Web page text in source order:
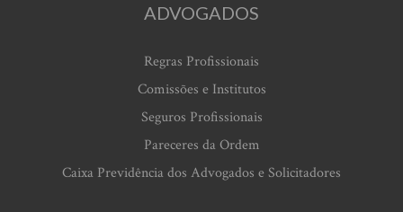
ADVOGADOS
Regras Profissionais
Comissões e Institutos
Seguros Profissionais
Pareceres da Ordem
Caixa Previdência dos Advogados e Solicitadores